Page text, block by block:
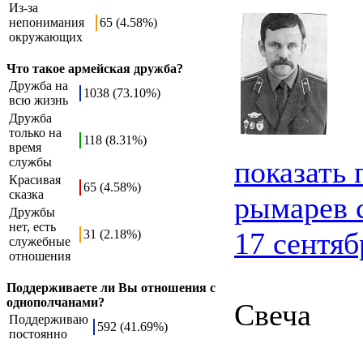
Из-за
непонимания
окружающих
65 (4.58%)
Что такое армейская дружба?
Дружба на
всю жизнь
1038 (73.10%)
Дружба
только на
время
службы
118 (8.31%)
Красивая
сказка
65 (4.58%)
Дружбы
нет, есть
служебные
отношения
31 (2.18%)
Поддерживаете ли Вы отношения с
однополчанами?
Поддерживаю
постоянно
592 (41.69%)
рымарев
17
Свеча